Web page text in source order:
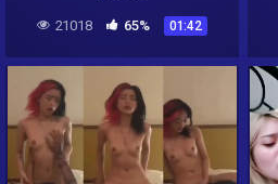
21018 65% 01:42